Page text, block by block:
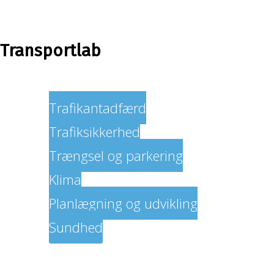
Transportlab
Trafikantadfærd
Trafiksikkerhed
Trængsel og parkering
Klima
Planlægning og udvikling
Sundhed